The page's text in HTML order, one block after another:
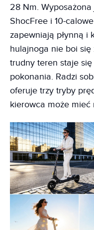
28 Nm.
ShocFree i 10-
zapewniają płynną i
hulajnoga nie boi
trudny teren staje
pokonania. Radzi
oferuje trzy tryby
kierowca może mieć